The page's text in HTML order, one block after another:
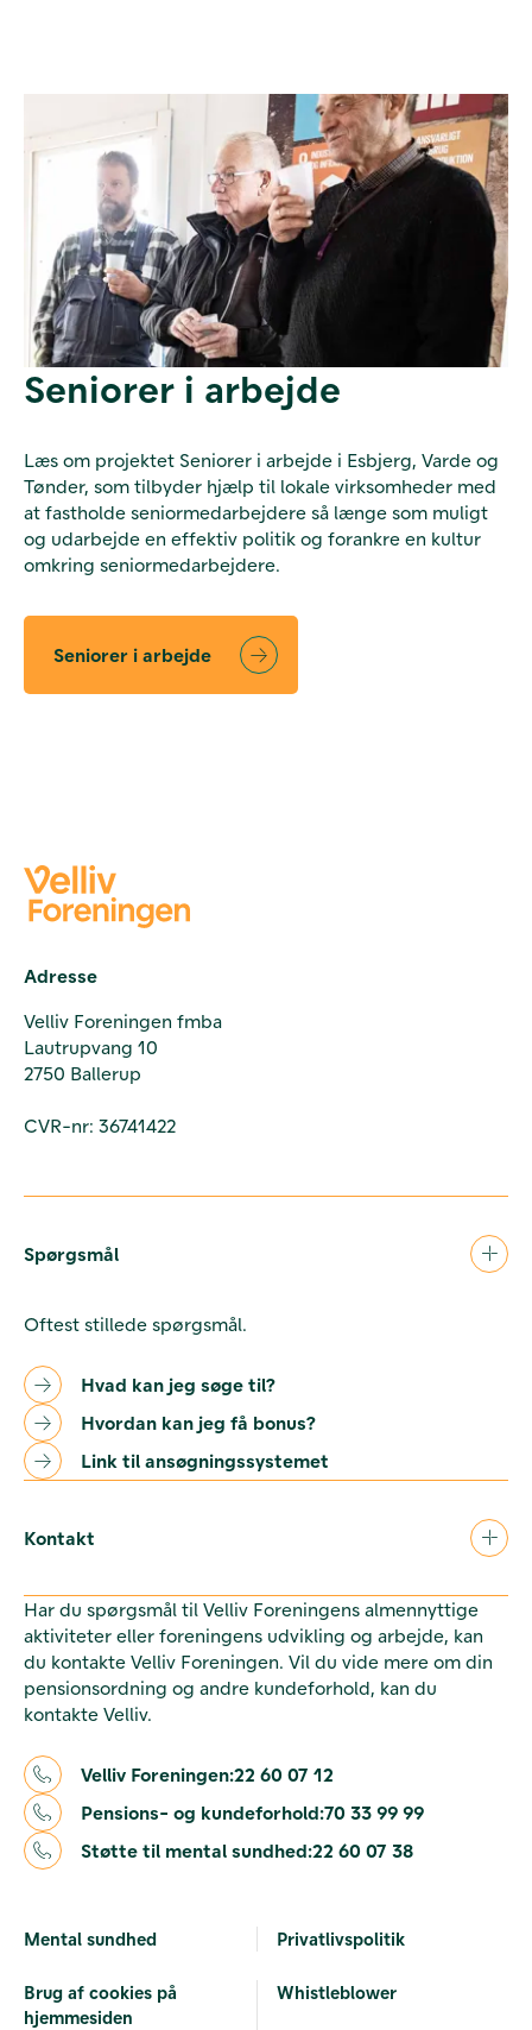
Seniorer i arbejde
Læs om projektet Seniorer i arbejde i Esbjerg, Varde og
Tønder, som tilbyder hjælp til lokale virksomheder med
at fastholde seniormedarbejdere så længe som muligt
og udarbejde en effektiv politik og forankre en kultur
omkring seniormedarbejdere.
Seniorer i arbejde
Adresse
Velliv Foreningen fmba
Lautrupvang 10
2750 Ballerup
CVR-nr: 36741422
Spørgsmål
Oftest stillede spørgsmål.
Hvad kan jeg søge til?
Hvordan kan jeg få bonus?
Link til ansøgningssystemet
Kontakt
Har du spørgsmål til Velliv Foreningens almennyttige
aktiviteter eller foreningens udvikling og arbejde, kan
du kontakte Velliv Foreningen. Vil du vide mere om din
pensionsordning og andre kundeforhold, kan du
kontakte Velliv.
Velliv Foreningen:22 60 07 12
Pensions- og kundeforhold:70 33 99 99
Støtte til mental sundhed:22 60 07 38
Mental sundhed Privatlivspolitik
Brug af cookies på
hjemmesiden
Whistleblower